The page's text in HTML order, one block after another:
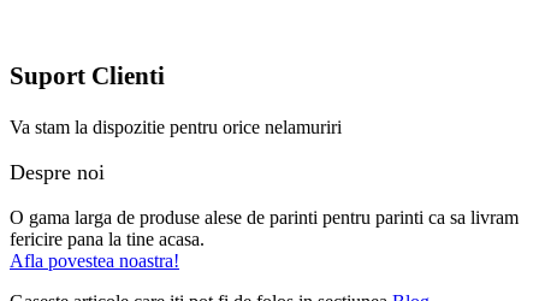
Suport Clienti
Va stam la dispozitie pentru orice nelamuriri
Despre noi
O gama larga de produse alese de parinti pentru parinti ca sa livram
fericire pana la tine acasa.
Afla povestea noastra!